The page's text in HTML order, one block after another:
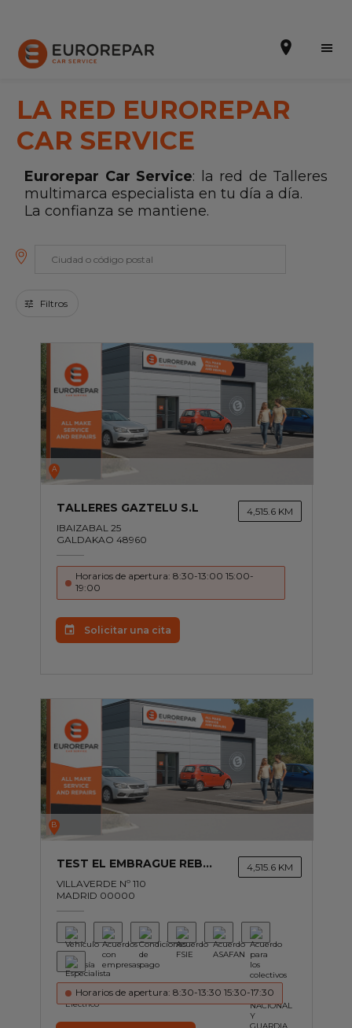
Presupuesto Online
La Marca
Servicios
Gama EUROREPAR
Todos los talleres
Incorporarse a la red
LA RED EUROREPAR
CAR SERVICE
Eurorepar Car Service: la red de Talleres
multimarca especialista en tu día a día.
La confianza se mantiene.
Filtros
A
TALLERES GAZTELU S.L
IBAIZABAL 25
GALDAKAO 48960
4,515.6 KM
Horarios de apertura: 8:30-13:00 15:00-
19:00
Solicitar una cita
B
TEST EL EMBRAGUE REBELDE
VILLAVERDE Nº 110
MADRID 00000
4,515.6 KM
Horarios de apertura: 8:30-13:30 15:30-17:30